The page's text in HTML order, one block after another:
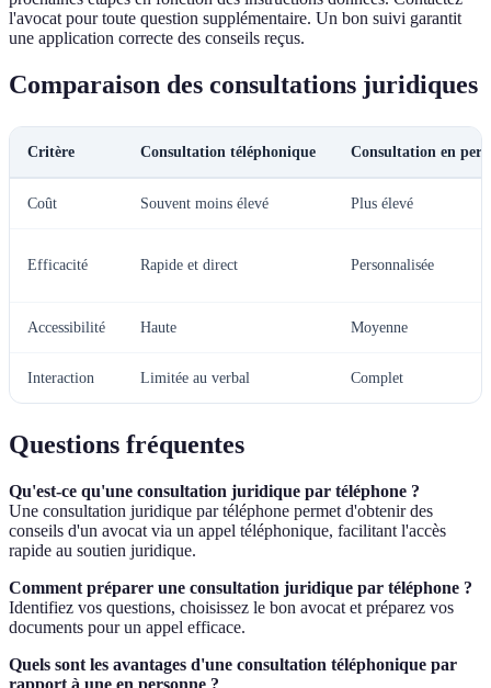
l'avocat pour toute question supplémentaire. Un bon suivi garantit
une application correcte des conseils reçus.
Comparaison des consultations juridiques
Critère Consultation téléphonique Consultation en
Coût Souvent moins élevé Plus élevé
Efficacité Rapide et direct Personnalisée
Accessibilité Haute Moyenne
Interaction Limitée au verbal Complet
Questions fréquentes
Qu'est-ce qu'une consultation juridique par téléphone ?
Une consultation juridique par téléphone permet d'obtenir des
conseils d'un avocat via un appel téléphonique, facilitant l'accès
rapide au soutien juridique.
Comment préparer une consultation juridique par téléphone ?
Identifiez vos questions, choisissez le bon avocat et préparez vos
documents pour un appel efficace.
Quels sont les avantages d'une consultation téléphonique par
rapport à une en personne ?